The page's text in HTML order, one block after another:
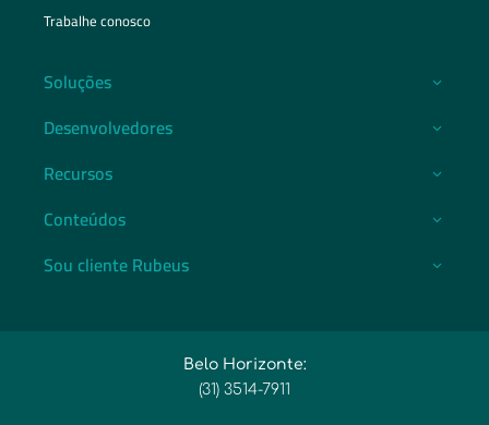
Trabalhe conosco
Soluções
Desenvolvedores
Recursos
Conteúdos
Sou cliente Rubeus
Belo Horizonte:
(31) 3514-7911​